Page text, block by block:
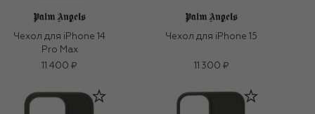
Чехол для iPhone 14
Pro Max
11 400 ₽
Чехол для iPhone 15
11 300 ₽